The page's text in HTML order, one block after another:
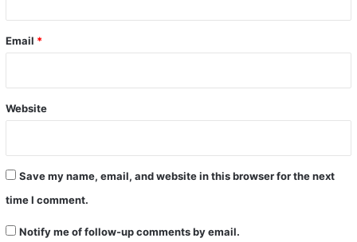
Email *
Website
Save my name, email, and website in this browser for the next
time I comment.
Notify me of follow-up comments by email.